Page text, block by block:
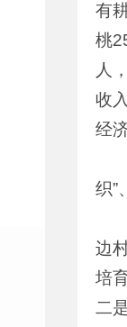
有
桃
人
收
经
织”
边
培
二